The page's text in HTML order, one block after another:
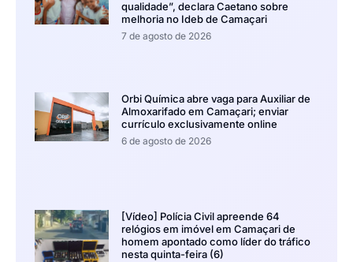
qualidade”, declara Caetano sobre
melhoria no Ideb de Camaçari
7 de agosto de 2026
Orbi Química abre vaga para Auxiliar de
Almoxarifado em Camaçari; enviar
currículo exclusivamente online
6 de agosto de 2026
[Vídeo] Polícia Civil apreende 64
relógios em imóvel em Camaçari de
homem apontado como líder do tráfico
nesta quinta-feira (6)